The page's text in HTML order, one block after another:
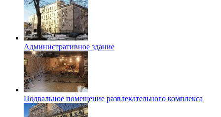
Административное здание
Подвальное помещение развлекательного комплекса